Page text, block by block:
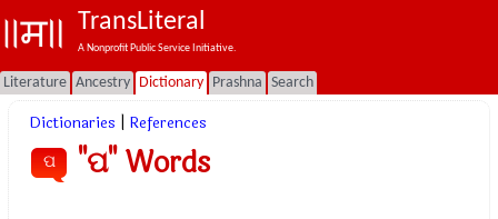
TransLiteral
A Nonprofit Public Service Initiative.
Literature Ancestry Dictionary Prashna Search
Dictionaries References
ପ "ପ" Words